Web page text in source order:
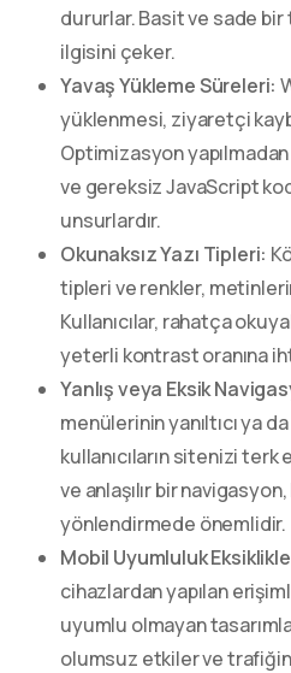
dururlar. Basit ve sade bir
ilgisini çeker.
Yavaş Yükleme Süreleri:
yüklenmesi, ziyaretçi
Optimizasyon
ve gereksiz JavaScript
unsurlardır.
Okunaksız Yazı Tipleri:
tipleri ve renkler,
Kullanıcılar, rahatça
yeterli kontrast oranına
Yanlış veya Eksik
menülerinin yanıltıcı ya
kullanıcıların sitenizi
ve anlaşılır bir navigasyon,
yönlendirmede önemlidir.
Mobil Uyumluluk
cihazlardan yapılan
uyumlu olmayan
olumsuz etkiler ve